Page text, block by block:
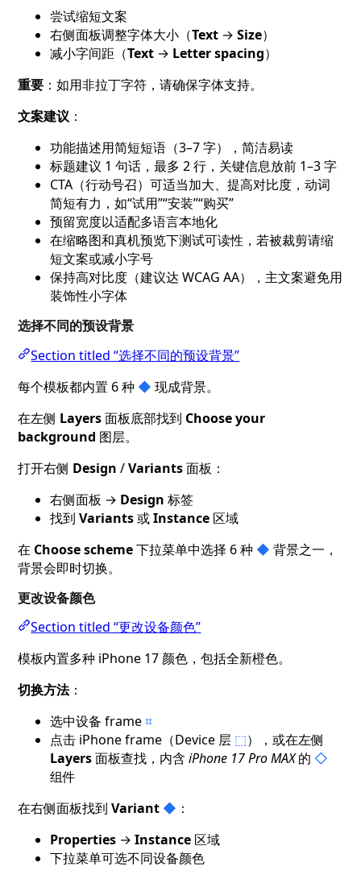
尝试缩短文案
右侧面板调整字体大小（Text →Size）
减小字间距（Text → Letter spacing）
重要 ：如用非拉丁字符，请确保字体支持。
文案建议 ：
功能描述用简短短语（3–7 字），简洁易读
标题建议 1 句话，最多 2 行，关键信息放前 1–3 字
CTA（行动号召）可适当加大、提高对比度，动词
简短有力，如“试用”“安装”“购买”
预留宽度以适配多语言本地化
在缩略图和真机预览下测试可读性，若被裁剪请缩
短文案或减小字号
保持高对比度（建议达 WCAG AA），主文案避免用
装饰性小字体
选择不同的预设背景
Section titled “选择不同的预设背景”
每个模板都内置 6 种 ◆ 现成背景。
在左侧 Layers面板底部找到 Choose your
background 图层。
打开右侧 Design /Variants面板：
右侧面板 → Design 标签
找到Variants或Instance 区域
在 Choose scheme下拉菜单中选择 6 种 ◆ 背景之一，
背景会即时切换。
更改设备颜色
Section titled “更改设备颜色”
模板内置多种 iPhone 17 颜色，包括全新橙色。
切换方法：
选中设备 frame⌗
点击 iPhone frame（Device 层 ⬚），或在左侧
Layers面板查找，内含iPhone 17 Pro MAX的 ◇
组件
在右侧面板找到Variant ◆ ：
Properties →Instance 区域
下拉菜单可选不同设备颜色